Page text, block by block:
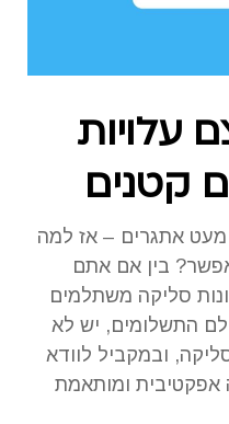
עלויות
קטנים
מעט אתגרים – אז למה
בין אם אתם
סליקה משתלמים
התשלומים, יש לא
ובמקביל לוודא
ומותאמת